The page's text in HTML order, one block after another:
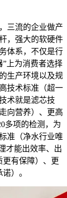
三流的企业做产
，强大的软硬件
体系，不仅是行
”上为消费者选择
生产环境以及规
技术标准（超一
术就是滤芯技
向营养）、更高
多项的检测，为
准（净水行业唯
才能出效率、出
更有保障）、更
）。